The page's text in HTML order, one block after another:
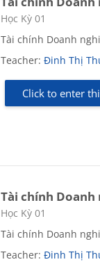
Course category
Học Kỳ 01
Tài chính Doanh
Teacher:Đinh Thị
Click to enter
Tài chính Doanh
Course category
Học Kỳ 01
Tài chính Doanh
Teacher:Đinh Thị